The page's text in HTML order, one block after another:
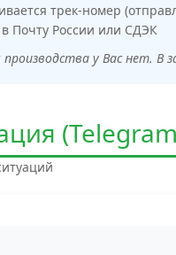
трек-номер
в Почту России или СДЭК
производства у Вас нет.